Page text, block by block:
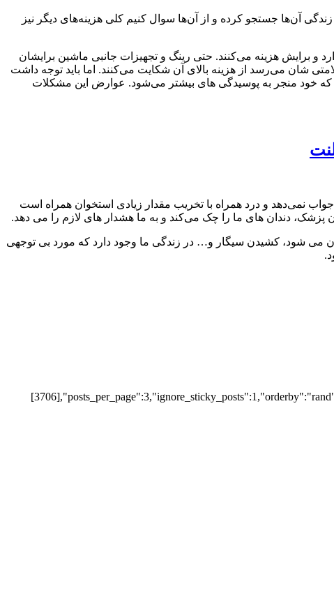
آن‌ها جستجو کرده و از آن‌ها سوال کنیم کلی هزینه‌های دیگر نیز
و برایش هزینه می‌کنند. حتی رینگ و تجهیزات جانبی ماشین برایشان
شان می‌رسد از هزینه بالای آن شکایت می‌کنند. اما باید توجه داشت
که خود منجر به پوسیدگی‌ های بیشتر می‌شود. عوارض این مشکلات
نمی‌دهد و درد همراه با تخریب مقدار زیادی استخوان همراه است
پزشک، دندان‌ های ما را چک می‌کند و به ما هشدار های لازم را می‌ دهد.
می‌ شود، کشیدن سیگار و… در زندگی ما وجود دارد که مورد بی توجهی